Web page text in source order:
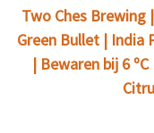
Two Ches Brewing
Green Bullet | India
| Bewaren bij 6